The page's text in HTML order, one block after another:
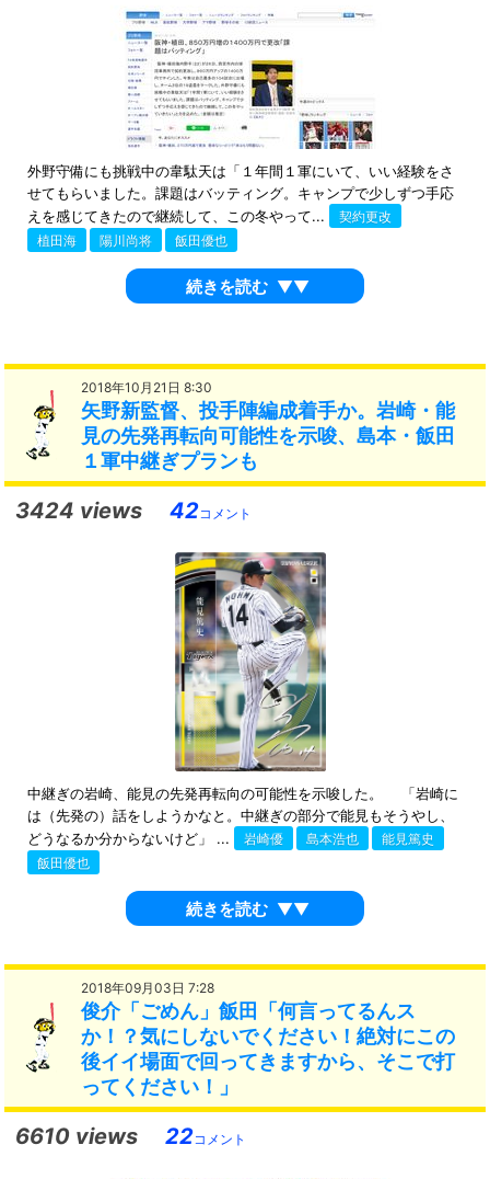
外野守備にも挑戦中の韋駄天は「１年間１軍にいて、いい経験をさ
せてもらいました。課題はバッティング。キャンプで少しずつ手応
えを感じてきたので継続して、この冬やって...
契約更改
植田海
陽川尚将 飯田優也
続きを読む ▼▼
2018年10月21日 8:30
矢野新監督、投手陣編成着手か。岩崎・能
見の先発再転向可能性を示唆、島本・飯田
１軍中継ぎプランも
3424 views 42コメント
中継ぎの岩崎、能見の先発再転向の可能性を示唆した。 「岩崎に
は（先発の）話をしようかなと。中継ぎの部分で能見もそうやし、
どうなるか分からないけど」 ...
岩崎優 島本浩也
能見篤史
飯田優也
続きを読む ▼▼
2018年09月03日 7:28
俊介「ごめん」飯田「何言ってるんス
か！？気にしないでください！絶対にこの
後イイ場面で回ってきますから、そこで打
ってください！」
6610 views 22コメント